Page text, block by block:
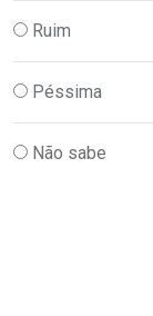
Ruim
Péssima
Não sabe